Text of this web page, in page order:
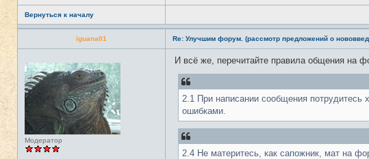
Вернуться к началу
iguana01
Н
е
в
с
е
и
Модератор
Re: Улучшим форум. (рассмотр предложений о
И всё же, перечитайте правила общения на
2.1 При написании сообщения потрудитесь
ошибками.
2.4 Не материтесь, как сапожник, мат на